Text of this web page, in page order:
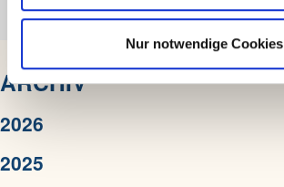
Nur notwendige Cookies
(pdf - 364.19 kb)
ARCHIV
2026
2025